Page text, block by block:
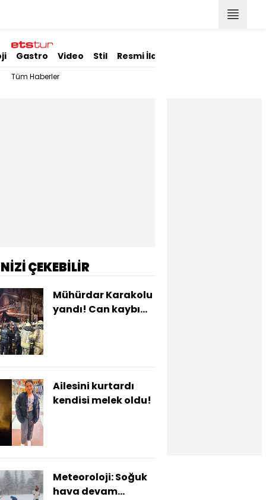
Gastro Video Stil Resmi İlanlar
Tüm Haberler
ÇEKEBİLİR
Mühürdar Karakolu
yandı! Can kaybı
Ailesini kurtardı
kendisi melek oldu!
Meteoroloji: Soğuk
hava devam